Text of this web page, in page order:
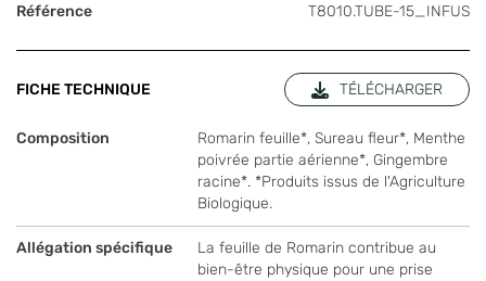
Référence T8010.TUBE-15_INFUS
FICHE TECHNIQUE TÉLÉCHARGER
Composition
Romarin feuille*, Sureau fleur*, Menthe
poivrée partie aérienne*, Gingembre
racine*. *Produits issus de l'Agriculture
Biologique.
Allégation spécifique
La feuille de Romarin contribue au
bien-être physique pour une prise